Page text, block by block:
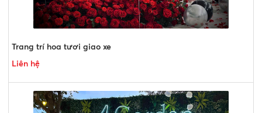
Trang trí hoa tươi giao xe
Liên hệ